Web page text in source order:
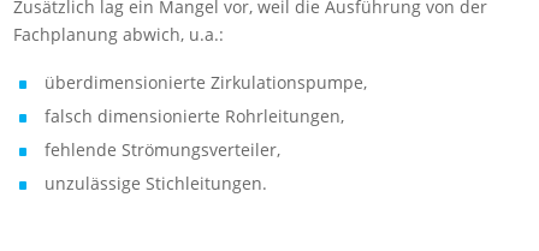
Zusätzlich lag ein Mangel vor, weil die Ausführung von der
Fachplanung abwich, u.a.:
überdimensionierte Zirkulationspumpe,
falsch dimensionierte Rohrleitungen,
fehlende Strömungsverteiler,
unzulässige Stichleitungen.